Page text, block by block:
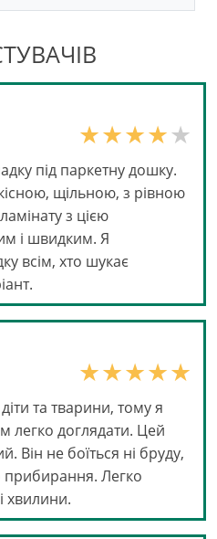
під паркетну дошку.
щільною, з рівною
з цією
і швидким. Я
всім, хто шукає
та тварини, тому я
легко доглядати. Цей
Він не боїться ні бруду,
прибирання. Легко
хвилини.